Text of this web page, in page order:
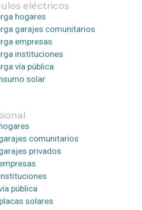
eléctricos
hogares
garajes comunitarios
empresas
instituciones
vía pública
solar
comunitarios
privados
pública
solares